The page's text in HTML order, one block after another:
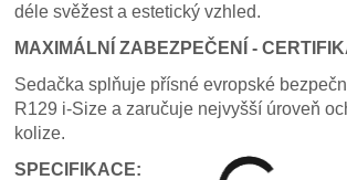
déle svěžest a estetický vzhled.
MAXIMÁLNÍ ZABEZPEČENÍ -
Sedačka splňuje přísné evropské
R129 i-Size a zaručuje nejvyšší úroveň
kolize.
SPECIFIKACE: